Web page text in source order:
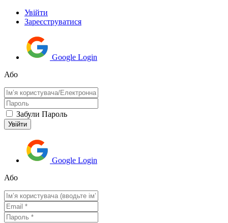
Увійти
Зареєструватися
Google Login
Або
Забули Пароль
Google Login
Або